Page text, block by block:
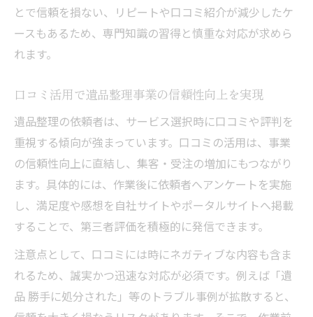
遺品整理で収益性を高めるオプション活用
術
遺品整理市場規模拡大と業界動向の変化
口コミが左右する遺品整理業者選びの傾向
遺品整理と生前契約の新たな市場ニーズ分
析
片付け市場規模から見る遺品整理の将来性
最新トレンドを踏まえた遺品整理研究ポイ
誤処分トラブルを防ぐ遺品整理現場のルール
遺品整理で誤処分を防ぐ基本チェック体制
捨ててはいけない遺品リストの徹底共有法
とで信頼を損ない、リピートや口コミ紹介が減少したケ
ースもあるため、専門知識の習得と慎重な対応が求めら
れます。
口コミ活用で遺品整理事業の信頼性向上を実現
遺品整理の依頼者は、サービス選択時に口コミや評判を
重視する傾向が強まっています。口コミの活用は、事業
の信頼性向上に直結し、集客・受注の増加にもつながり
ます。具体的には、作業後に依頼者へアンケートを実施
し、満足度や感想を自社サイトやポータルサイトへ掲載
することで、第三者評価を積極的に発信できます。
注意点として、口コミには時にネガティブな内容も含ま
れるため、誠実かつ迅速な対応が必須です。例えば「遺
品 勝手に処分された」等のトラブル事例が拡散すると、